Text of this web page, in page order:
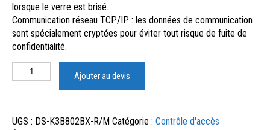
lorsque le verre est brisé.
Communication réseau TCP/IP : les données de communication
sont spécialement cryptées pour éviter tout risque de fuite de
confidentialité.
Ajouter au devis
UGS : DS-K3B802BX-R/M Catégorie : Contrôle d'accès